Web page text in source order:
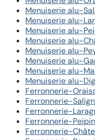
Menuiserie alu-
Menuiserie alu-
Menuiserie alu-
Menuiserie alu-
Menuiserie alu-
Menuiserie alu-
Menuiserie alu-
Menuiserie alu-
Ferronnerie-
Ferronnerie-
Ferronnerie-
Ferronnerie-Peipin
Ferronnerie-